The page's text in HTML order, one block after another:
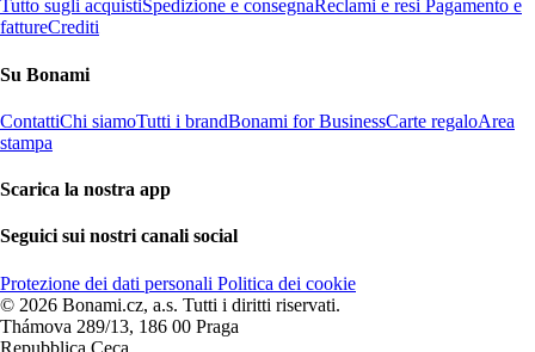
Tutto sugli acquistiSpedizione e consegnaReclami e resi Pagamento e
fattureCrediti
Su Bonami
ContattiChi siamoTutti i brandBonami for BusinessCarte regaloArea
stampa
Scarica la nostra app
Seguici sui nostri canali social
Protezione dei dati personali Politica dei cookie
© 2026 Bonami.cz, a.s. Tutti i diritti riservati.
Thámova 289/13, 186 00 Praga
Repubblica Ceca